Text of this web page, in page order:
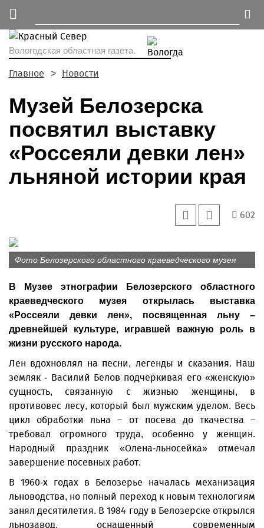
Вологодская областная газета.
Главное Новости
Музей Белозерска
посвятил выставку
«Россеяли девки лен»
льняной истории края
602
Фото Белозерского областного краеведческого музея
В Музее этнографии Белозерского областного
краеведческого музея открылась выставка
«Россеяли девки лен», посвященная льну –
древнейшей культуре, игравшей важную роль в
жизни русского народа.
Лен вдохновлял на песни, легенды и сказания. Наш
земляк - Василий Белов подчеркивая его «женскую»
сущность, связанную с жизнью женщины, в
противовес лесу, который был мужским уделом. Весь
цикл обработки льна – от посева до ткачества –
требовал огромного труда, особенно у женщин.
Народный праздник «Олена-льносейка» отмечал
завершение посевных работ.
В 1960-х годах в Белозерье началась механизация
льноводства, но полный переход к новым технологиям
занял десятилетия. В 1984 году в Белозерске открылся
льнозавод, оснащенный современным